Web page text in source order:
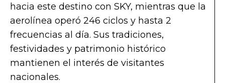
hacia este destino con SKY, mientras que la
aerolínea operó 246 ciclos y hasta 2
frecuencias al día. Sus tradiciones,
festividades y patrimonio histórico
mantienen el interés de visitantes
nacionales.